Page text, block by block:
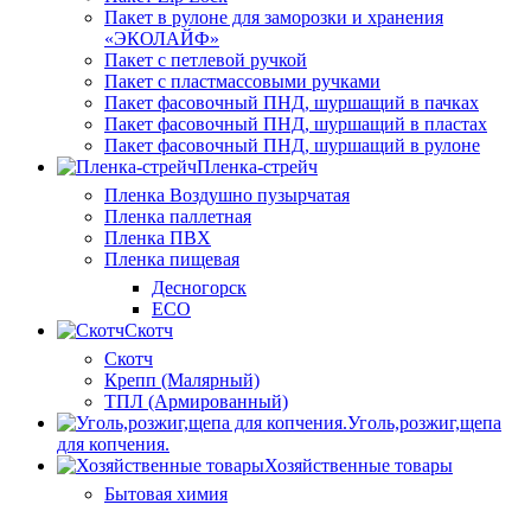
Пакет в рулоне для заморозки и хранения
«ЭКОЛАЙФ»
Пакет с петлевой ручкой
Пакет с пластмассовыми ручками
Пакет фасовочный ПНД, шуршащий в пачках
Пакет фасовочный ПНД, шуршащий в пластах
Пакет фасовочный ПНД, шуршащий в рулоне
Пленка-стрейч
Пленка Воздушно пузырчатая
Пленка паллетная
Пленка ПВХ
Пленка пищевая
Десногорск
ECO
Скотч
Скотч
Крепп (Малярный)
ТПЛ (Армированный)
Уголь,розжиг,щепа
для копчения.
Хозяйственные товары
Бытовая химия